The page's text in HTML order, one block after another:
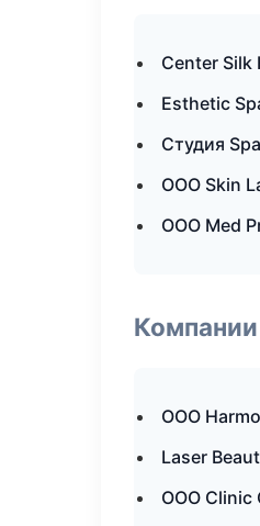
Center
Esthetic
Студия
ООО Skin
ООО Med
ООО
Laser
ООО Clinic